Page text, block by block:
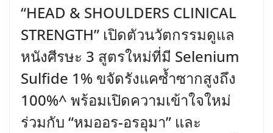
“HEAD & SHOULDERS CLINICAL
STRENGTH” เปิดตัวนวัตกรรมดูแล
หนังศีรษะ 3 สูตรใหม่ที่มี Selenium
Sulfide 1% ขจัดรังแคซ้ำซากสูงถึง
100%^ พร้อมเปิดความเข้าใจใหม่
ร่วมกับ “หมออร-อรอุมา” และ